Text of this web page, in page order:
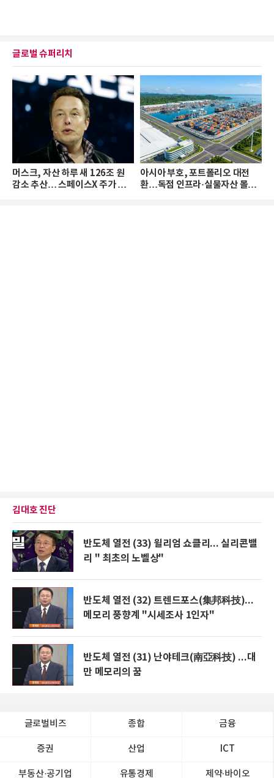
글로벌 슈퍼리치
머스크, 자산 하루 새 126조 원
감소 추산… 스페이스X 주가 하
아시아 부호, 포트폴리오 대전
환…독점 인프라·실물자산 몰린
김대호 진단
반도체 열전 (33) 윌리엄 쇼클리... 실리콘밸
리 " 최초의 노벨상"
반도체 열전 (32) 트렌드포스(集邦科技)...
메모리 풍향계 "시세조사 1인자"
반도체 열전 (31) 난야테크(南亞科技) ...대
만 메모리의 꿈
글로벌비즈 종합 금융
증권 산업 ICT
부동산·공기업 유통경제 제약∙바이오